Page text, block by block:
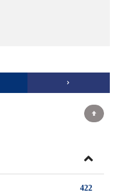
422